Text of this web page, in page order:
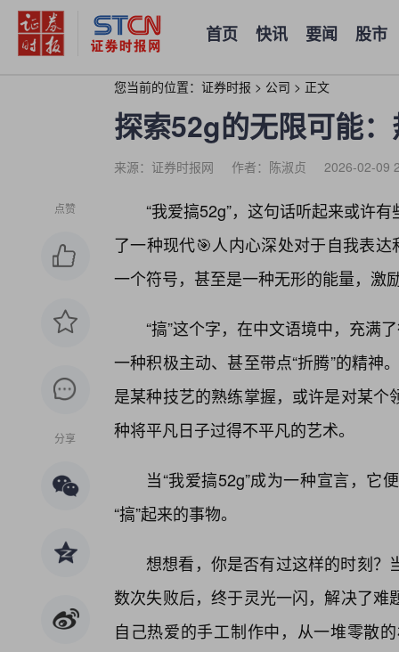
首页 快讯 要闻 股市
您当前的位置： 证券时报 > 公司 > 正文
探索52g的无限可能
来源：证券时报网 作者：陈淑贞 2026-02-09
点赞
分享
“我爱搞52g”，这句话听起来或许
了一种现代🎯人内心深处对于自我表
一个符号，甚至是一种无形的能量，激
“搞”这个字，在中文语境中，充满
一种积极主动、甚至带点“折腾”的精神
是某种技艺的熟练掌握，或许是对某
种将平凡日子过得不平凡的艺术。
当“我爱搞52g”成为一种宣言，它
“搞”起来的事物。
想想看，你是否有过这样的时刻？
数次失败后，终于灵光一闪，解决了
自己热爱的手工制作中，从一堆零散